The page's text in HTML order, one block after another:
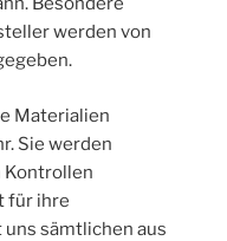
werden von
Materialien
Sie werden
Kontrollen
für ihre
sämtlichen aus